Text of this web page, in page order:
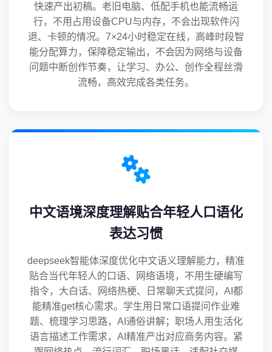
快速产出初稿。老旧电脑、低配手机也能流畅运
行，不用占用设备CPU与内存，不会出现软件闪
退、卡顿的情况。7×24小时稳定在线，高峰时段智
能分配算力，保障稳定输出，不会因为网络与设备
问题中断创作节奏，让学习、办公、创作全程丝滑
流畅，高效完成各类任务。
中文语境深度理解贴合年轻人口语化
表达习惯
deepseek智能体深度优化中文语义理解能力，精准
贴合当代年轻人的口语、网络语境，不用生硬编写
指令，大白话、网络热梗、日常聊天式提问，AI都
能精准get核心需求。学生用日常口语提问作业难
题、梳理学习思路，AI通俗讲解；职场人用生活化
语言描述工作需求，AI精准产出对应商务内容。紧